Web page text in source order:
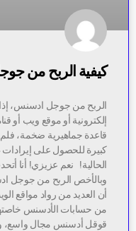
كيفية الربح من
الربح من جوجل ادسنس،
إلكترونية أو موقع ويب أو
قاعدة جماهيرية ضخمة،
كبيرة للحصول على
الحالية! نعم عزيزي! أنا
وبالأخص الربح من جوجل
أن العديد من رواد مواقع
من حسابات الأدسنس
قوقل أدسنس مجال واسع،